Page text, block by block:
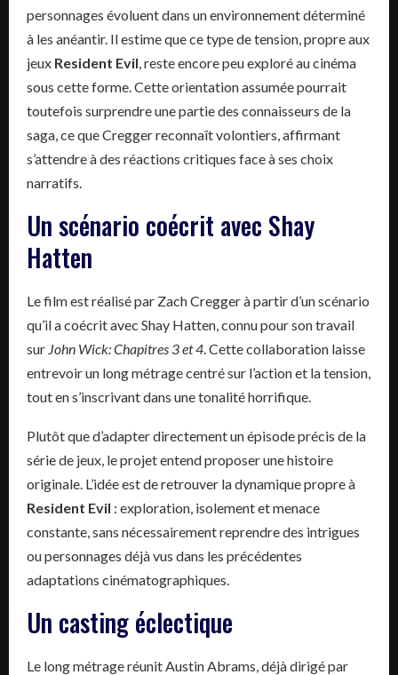
personnages évoluent dans un environnement déterminé
à les anéantir. Il estime que ce type de tension, propre aux
jeux Resident Evil , reste encore peu exploré au cinéma
sous cette forme. Cette orientation assumée pourrait
toutefois surprendre une partie des connaisseurs de la
saga, ce que Cregger reconnaît volontiers, affirmant
s’attendre à des réactions critiques face à ses choix
narratifs.
Un scénario coécrit avec Shay
Hatten
Le film est réalisé par Zach Cregger à partir d’un scénario
qu’il a coécrit avec Shay Hatten, connu pour son travail
sur John Wick: Chapitres 3 et 4 . Cette collaboration laisse
entrevoir un long métrage centré sur l’action et la tension,
tout en s’inscrivant dans une tonalité horrifique.
Plutôt que d’adapter directement un épisode précis de la
série de jeux, le projet entend proposer une histoire
originale. L’idée est de retrouver la dynamique propre à
Resident Evil : exploration, isolement et menace
constante, sans nécessairement reprendre des intrigues
ou personnages déjà vus dans les précédentes
adaptations cinématographiques.
Un casting éclectique
Le long métrage réunit Austin Abrams, déjà dirigé par